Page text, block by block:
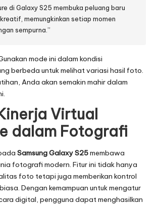
di Galaxy S25 membuka peluang baru
memungkinkan setiap momen
sempurna.”
mode ini dalam kondisi
berbeda untuk melihat variasi hasil foto.
Anda akan semakin mahir dalam
Virtual
dalam Fotografi
Samsung Galaxy S25membawa
fotografi modern. Fitur ini tidak hanya
foto tetapi juga memberikan kontrol
Dengan kemampuan untuk mengatur
digital, pengguna dapat menghasilkan